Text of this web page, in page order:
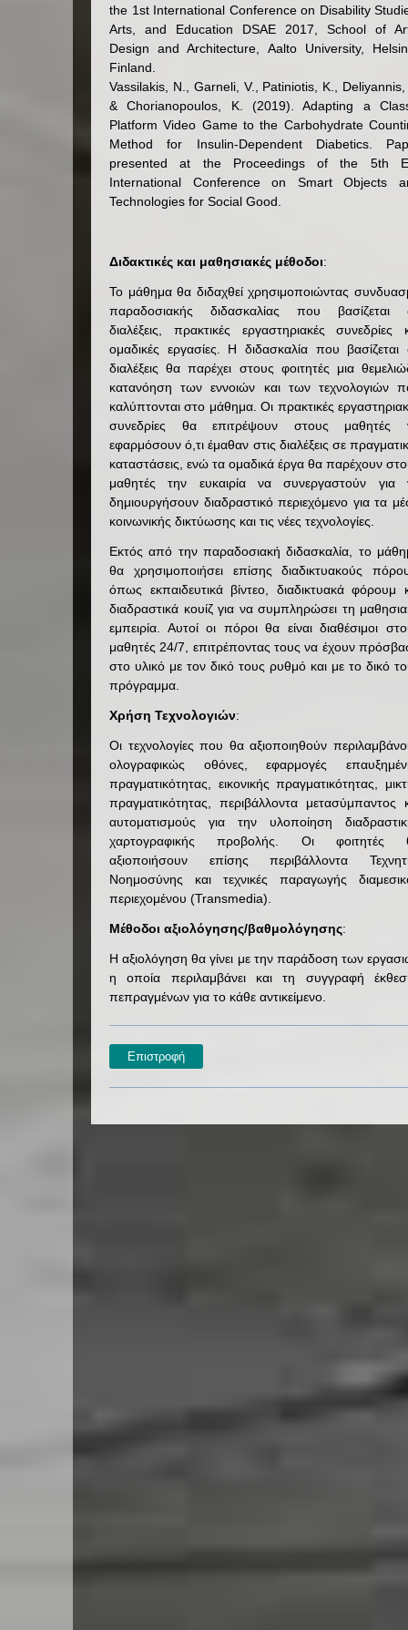
the 1st International Conference on Disability
Arts, and Education DSAE 2017, School of
Design and Architecture, Aalto University,
Finland.
Vassilakis, N., Garneli, V., Patiniotis, K.,
& Chorianopoulos, K. (2019). Adapting a
Platform Video Game to the Carbohydrate
Method for Insulin-Dependent Diabetics.
presented at the Proceedings of the 5th
International Conference on Smart Objects
Technologies for Social Good.
Διδακτικές και μαθησιακές μέθοδοι:
Το μάθημα θα διδαχθεί χρησιμοποιώντας
παραδοσιακής διδασκαλίας που βασίζεται
διαλέξεις, πρακτικές εργαστηριακές συνεδρίες
ομαδικές εργασίες. Η διδασκαλία που βασίζεται
διαλέξεις θα παρέχει στους φοιτητές μια
κατανόηση των εννοιών και των τεχνολογιών
καλύπτονται στο μάθημα. Οι πρακτικές
συνεδρίες θα επιτρέψουν στους μαθητές
εφαρμόσουν ό,τι έμαθαν στις διαλέξεις σε
καταστάσεις, ενώ τα ομαδικά έργα θα παρέχουν
μαθητές την ευκαιρία να συνεργαστούν για
δημιουργήσουν διαδραστικό περιεχόμενο για τα
κοινωνικής δικτύωσης και τις νέες τεχνολογίες.
Εκτός από την παραδοσιακή διδασκαλία, το
θα χρησιμοποιήσει επίσης διαδικτυακούς
όπως εκπαιδευτικά βίντεο, διαδικτυακά φόρουμ
διαδραστικά κουίζ για να συμπληρώσει τη
εμπειρία. Αυτοί οι πόροι θα είναι διαθέσιμοι
μαθητές 24/7, επιτρέποντας τους να έχουν
στο υλικό με τον δικό τους ρυθμό και με το δικό
πρόγραμμα.
Χρήση Τεχνολογιών:
Οι τεχνολογίες που θα αξιοποιηθούν
ολογραφικώς οθόνες, εφαρμογές
πραγματικότητας, εικονικής πραγματικότητας,
πραγματικότητας, περιβάλλοντα μετασύμπαντος
αυτοματισμούς για την υλοποίηση
χαρτογραφικής προβολής. Οι φοιτητές
αξιοποιήσουν επίσης περιβάλλοντα
Νοημοσύνης και τεχνικές παραγωγής
περιεχομένου (Transmedia).
Μέθοδοι αξιολόγησης/βαθμολόγησης:
Η αξιολόγηση θα γίνει με την παράδοση των
η οποία περιλαμβάνει και τη συγγραφή
πεπραγμένων για το κάθε αντικείμενο.
Επιστροφή